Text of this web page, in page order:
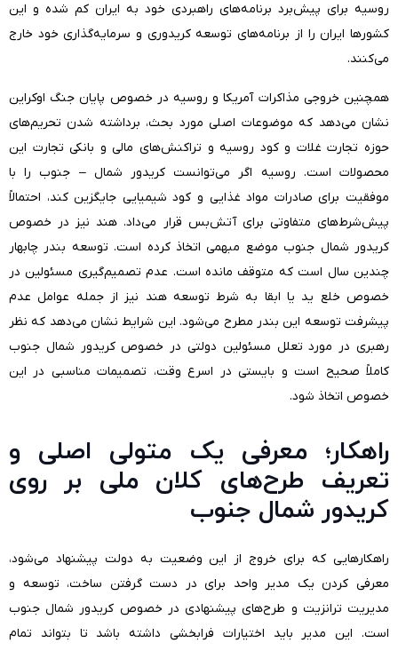
روسیه برای پیش‌برد برنامه‌های راهبردی خود به ایران کم شده و این
کشورها ایران را از برنامه‌های توسعه کریدوری و سرمایه‌گذاری خود خارج
می‌کنند.
همچنین خروجی مذاکرات آمریکا و روسیه در خصوص پایان جنگ اوکراین
نشان می‌دهد که موضوعات اصلی مورد بحث، برداشته شدن تحریم‌های
حوزه تجارت غلات و کود روسیه و تراکنش‌های مالی و بانکی تجارت این
محصولات است. روسیه اگر می‌توانست کریدور شمال – جنوب را با
موفقیت برای صادرات مواد غذایی و کود شیمیایی جایگزین کند، احتمالاً
پیش‌شرط‌های متفاوتی برای آتش‌بس قرار می‌داد. هند نیز در خصوص
کریدور شمال جنوب موضع مبهمی اتخاذ کرده است. توسعه بندر چابهار
چندین سال است که متوقف مانده است. عدم تصمیم‌گیری مسئولین در
خصوص خلع ید یا ابقا به شرط توسعه هند نیز از جمله عوامل عدم
پیشرفت توسعه این بندر مطرح می‌شود. این شرایط نشان می‌دهد که نظر
رهبری در مورد تعلل مسئولین دولتی در خصوص کریدور شمال جنوب
کاملاً صحیح است و بایستی در اسرع وقت، تصمیمات مناسبی در این
خصوص اتخاذ شود.
راهکار؛ معرفی یک متولی اصلی و
تعریف طرح‌های کلان ملی بر روی
کریدور شمال جنوب
راهکارهایی که برای خروج از این وضعیت به دولت پیشنهاد می‌شود،
معرفی کردن یک مدیر واحد برای در دست گرفتن ساخت، توسعه و
مدیریت ترانزیت و طرح‌های پیشنهادی در خصوص کریدور شمال جنوب
است. این مدیر باید اختیارات فرابخشی داشته باشد تا بتواند تمام